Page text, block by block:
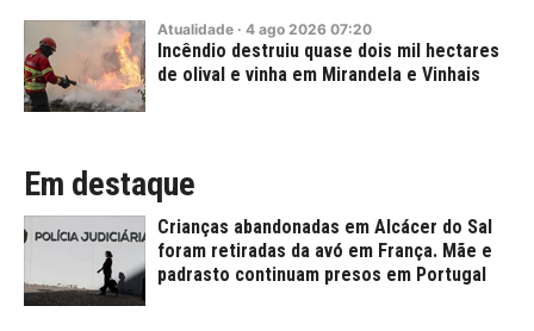
Atualidade · 4 ago 2026 07:20
Incêndio destruiu quase dois mil hectares
de olival e vinha em Mirandela e Vinhais
Em destaque
Crianças abandonadas em Alcácer do Sal
foram retiradas da avó em França. Mãe e
padrasto continuam presos em Portugal